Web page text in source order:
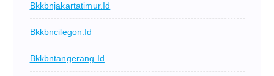
Bkkbnjakartatimur.id
Bkkbncilegon.id
Bkkbntangerang.id